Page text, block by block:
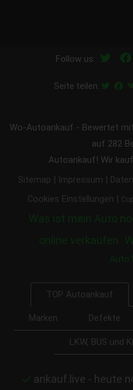
Follow us:
Seite teilen:
Wo-Autoankauf - Bewertet mit
auf 282
Autoankauf! Wir
Sitemap Impressum
Cookies Einstellungen
Was ist mein Auto
online verkaufen
Auto
TOP Autoankauf
Marken Defekte
LKW, BUS und
ankauf.live - heute